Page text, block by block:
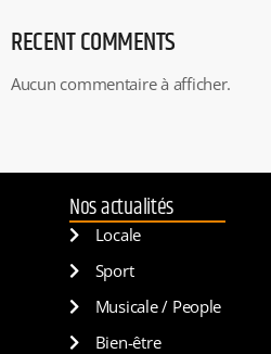
RECENT COMMENTS
Aucun commentaire à afficher.
Nos actualités
Locale
Sport
Musicale / People
Bien-être